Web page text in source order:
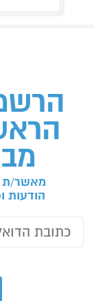
מאשר/ת
הודעות